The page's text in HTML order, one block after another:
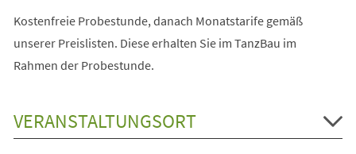
Kostenfreie Probestunde, danach Monatstarife gemäß
unserer Preislisten. Diese erhalten Sie im TanzBau im
Rahmen der Probestunde.
VERANSTALTUNGSORT